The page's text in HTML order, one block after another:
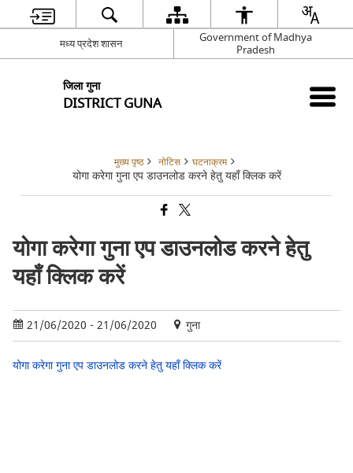
मध्य प्रदेश शासन
Government of Madhya
Pradesh
जिला गुना
DISTRICT GUNA
मुख्य पृष्ठ नोटिस घटनाक्रम
योगा करेगा गुना एप डाउनलोड करने हेतु यहाँ क्लिक करें
योगा करेगा गुना एप डाउनलोड करने हेतु
यहाँ क्लिक करें
21/06/2020 - 21/06/2020 गुना
योगा करेगा गुना एप डाउनलोड करने हेतु यहाँ क्लिक करें